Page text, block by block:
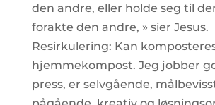
den andre, eller holde seg til
forakte den andre, » sier Jesus.
Resirkulering: Kan
hjemmekompost. Jeg jobber
press, er selvgående,